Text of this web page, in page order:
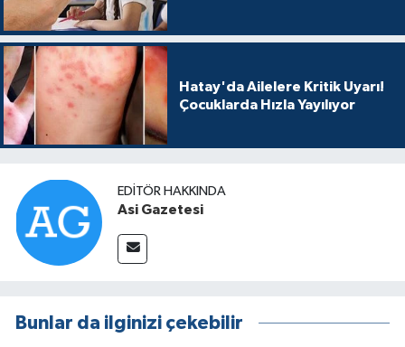
Hatay'da Ailelere Kritik Uyarı!
Çocuklarda Hızla Yayılıyor
EDITÖR HAKKINDA
Asi Gazetesi
Bunlar da ilginizi çekebilir